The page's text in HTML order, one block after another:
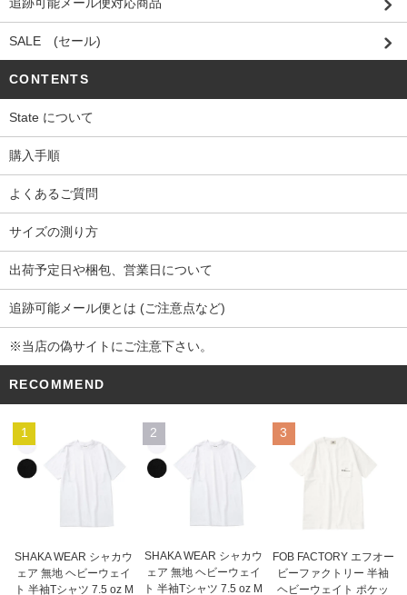
SALE (セール)
CONTENTS
State について
購入手順
よくあるご質問
サイズの測り方
出荷予定日や梱包、営業日について
追跡可能メール便とは (ご注意点など)
※当店の偽サイトにご注意下さい。
RECOMMEND
1
SHAKA WEAR シャカウ
ェア 無地 ヘビーウェイ
ト 半袖Tシャツ 7.5 oz M
2
SHAKA WEAR シャカウ
ェア 無地 ヘビーウェイ
ト 半袖Tシャツ 7.5 oz M
3
FOB FACTORY エフオー
ビーファクトリー 半袖
ヘビーウェイト ポケッ